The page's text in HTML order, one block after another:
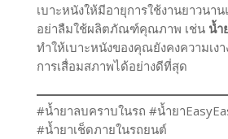
เบาะหนังให้มีอายุการใช้งานยาวนา
อย่าลืมใช้ผลิตภัณฑ์คุณภาพ เช่น น้ำ
ทำให้เบาะหนังของคุณยังคงความเง
การเสื่อมสภาพได้อย่างดีที่สุด
#น้ำยาลบคราบในรถ #น้ำยา
#น้ำยาเช็ดภายในรถยนต์